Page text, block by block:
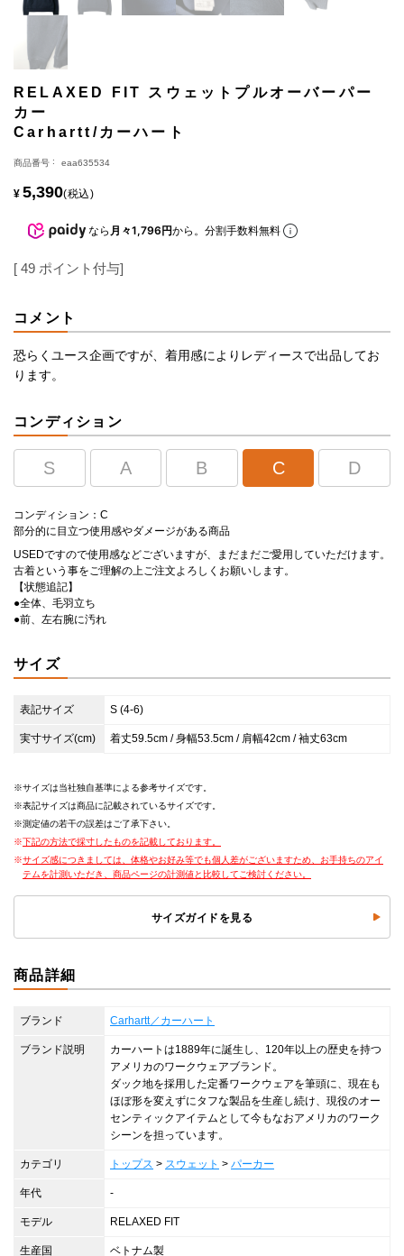
RELAXED FIT スウェットプルオーバーパー
カー
Carhartt/カーハート
商品番号 eaa635534
¥ 5,390 税込
なら 月々1,796円から。分割手数料無料
[ 49 ポイント付与]
コメント
恐らくユース企画ですが、着用感によりレディースで出品してお
ります。
コンディション
S A B C D
コンディション：C
部分的に目立つ使用感やダメージがある商品
USEDですので使用感などございますが、まだまだご愛用していただけます。
古着という事をご理解の上ご注文よろしくお願いします。
【状態追記】
●全体、毛羽立ち
●前、左右腕に汚れ
サイズ
表記サイズ S (4-6)
実寸サイズ(cm) 着丈59.5cm / 身幅53.5cm / 肩幅42cm / 袖丈63cm
サイズは当社独自基準による参考サイズです。
表記サイズは商品に記載されているサイズです。
測定値の若干の誤差はご了承下さい。
下記の方法で採寸したものを記載しております。
サイズ感につきましては、体格やお好み等でも個人差がございますため、お手持ちのアイ
テムを計測いただき、商品ページの計測値と比較してご検討ください。
サイズガイドを見る
商品詳細
ブランド Carhartt／カーハート
ブランド説明
カーハートは1889年に誕生し、120年以上の歴史を持つ
アメリカのワークウェアブランド。
ダック地を採用した定番ワークウェアを筆頭に、現在も
ほぼ形を変えずにタフな製品を生産し続け、現役のオー
センティックアイテムとして今もなおアメリカのワーク
シーンを担っています。
カテゴリ トップス > スウェット > パーカー
年代 -
モデル RELAXED FIT
生産国 ベトナム製